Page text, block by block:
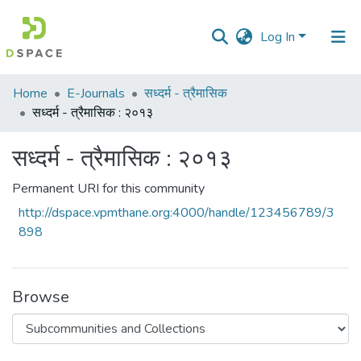
Log In
Communities
&
All of DSpace
Statistics
Home E-Journals
सध्दर्म - त्रैमासिक
सध्दर्म - त्रैमासिक : २०१३
सध्दर्म - त्रैमासिक : २०१३
Permanent URI for this community
http://dspace.vpmthane.org:4000/handle/123456789/3
898
Browse